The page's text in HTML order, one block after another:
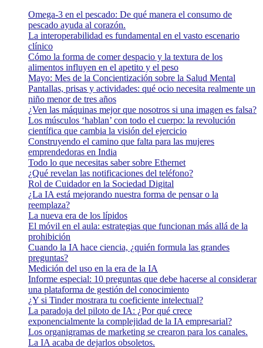
Omega-3 en el pescado: De qué manera el consumo de
pescado ayuda al corazón.
La interoperabilidad es fundamental en el vasto escenario
clínico
Cómo la forma de comer despacio y la textura de los
alimentos influyen en el apetito y el peso
Mayo: Mes de la Concientización sobre la Salud Mental
Pantallas, prisas y actividades: qué ocio necesita realmente un
niño menor de tres años
¿Ven las máquinas mejor que nosotros si una imagen es falsa?
Los músculos ‘hablan’ con todo el cuerpo: la revolución
científica que cambia la visión del ejercicio
Construyendo el camino que falta para las mujeres
emprendedoras en India
Todo lo que necesitas saber sobre Ethernet
¿Qué revelan las notificaciones del teléfono?
Rol de Cuidador en la Sociedad Digital
¿La IA está mejorando nuestra forma de pensar o la
reemplaza?
La nueva era de los lípidos
El móvil en el aula: estrategias que funcionan más allá de la
prohibición
Cuando la IA hace ciencia, ¿quién formula las grandes
preguntas?
Medición del uso en la era de la IA
Informe especial: 10 preguntas que debe hacerse al considerar
una plataforma de gestión del conocimiento
¿Y si Tinder mostrara tu coeficiente intelectual?
La paradoja del piloto de IA: ¿Por qué crece
exponencialmente la complejidad de la IA empresarial?
Los organigramas de marketing se crearon para los canales.
La IA acaba de dejarlos obsoletos.